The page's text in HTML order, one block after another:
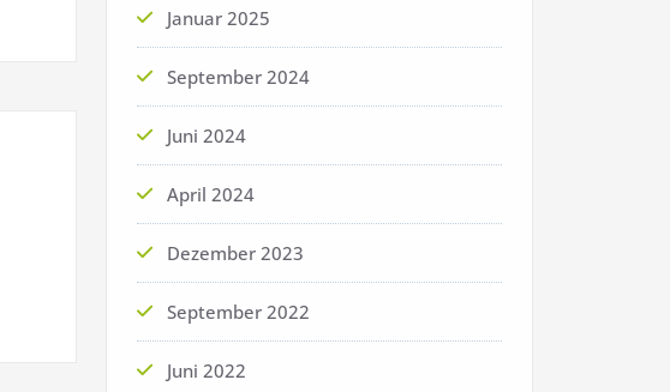
Januar 2025
September 2024
Juni 2024
April 2024
Dezember 2023
September 2022
Juni 2022